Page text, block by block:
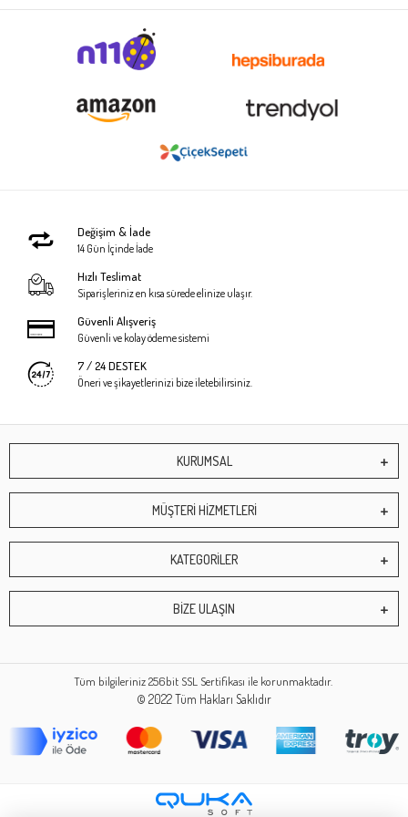
Değişim & İade
14 Gün İçinde İade
Hızlı Teslimat
Siparişleriniz en kısa sürede elinize ulaşır.
Güvenli Alışveriş
Güvenli ve kolay ödeme sistemi
7 / 24 DESTEK
Öneri ve şikayetlerinizi bize iletebilirsiniz.
KURUMSAL
MÜŞTERİ HİZMETLERİ
KATEGORİLER
BİZE ULAŞIN
Tüm bilgileriniz 256bit SSL Sertifikası ile korunmaktadır.
© 2022Tüm Hakları Saklıdır